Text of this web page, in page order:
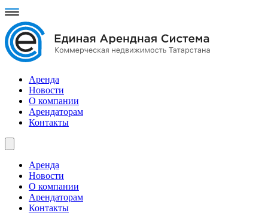
Аренда
Новости
О компании
Арендаторам
Контакты
Аренда
Новости
О компании
Арендаторам
Контакты